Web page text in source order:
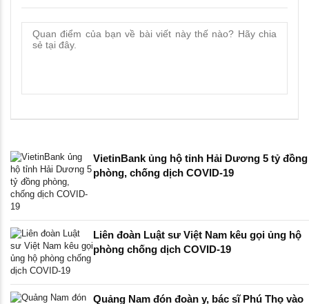
VietinBank ủng hộ tỉnh Hải Dương 5 tỷ đồng
phòng, chống dịch COVID-19
Liên đoàn Luật sư Việt Nam kêu gọi ủng hộ
phòng chống dịch COVID-19
Quảng Nam đón đoàn y, bác sĩ Phú Thọ vào